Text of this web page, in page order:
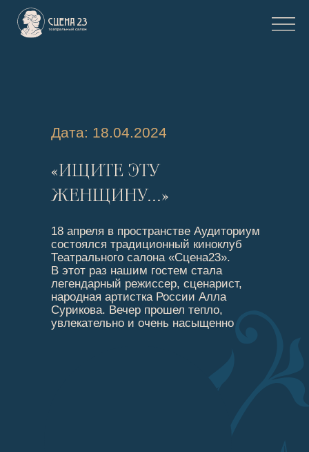
18 апреля в пространстве Аудиториум
состоялся традиционный киноклуб
Театрального салона «Сцена23».
В этот раз нашим гостем стала
легендарный режиссер, сценарист,
народная артистка России Алла
Сурикова. Вечер прошел тепло,
увлекательно и очень насыщенно
Дата: 18.04.2024
«ИЩИТЕ ЭТУ
ЖЕНЩИНУ...»